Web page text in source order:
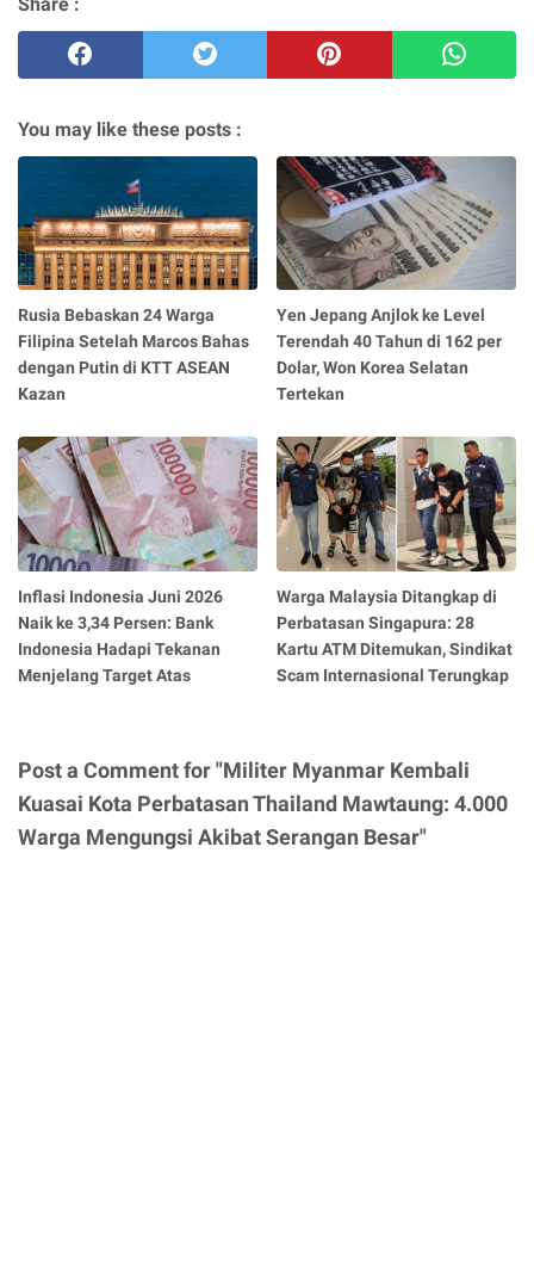
You may like these posts :
Rusia Bebaskan 24 Warga
Filipina Setelah Marcos Bahas
dengan Putin di KTT ASEAN
Kazan
Yen Jepang Anjlok ke Level
Terendah 40 Tahun di 162 per
Dolar, Won Korea Selatan
Tertekan
Inflasi Indonesia Juni 2026
Naik ke 3,34 Persen: Bank
Indonesia Hadapi Tekanan
Menjelang Target Atas
Warga Malaysia Ditangkap di
Perbatasan Singapura: 28
Kartu ATM Ditemukan, Sindikat
Scam Internasional Terungkap
Post a Comment for "Militer Myanmar Kembali
Kuasai Kota Perbatasan Thailand Mawtaung: 4.000
Warga Mengungsi Akibat Serangan Besar"